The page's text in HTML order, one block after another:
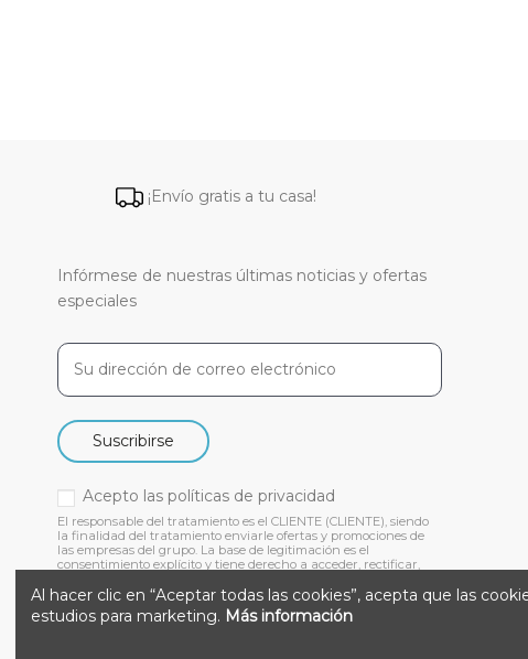
¡Envío gratis a tu casa!
Infórmese de nuestras últimas noticias y ofertas
especiales
Suscribirse
Acepto las políticas de privacidad
El responsable del tratamiento es el CLIENTE (CLIENTE), siendo
la finalidad del tratamiento enviarle ofertas y promociones de
las empresas del grupo. La base de legitimación es el
consentimiento explícito y tiene derecho a acceder, rectificar,
Al hacer clic en “Aceptar todas las cookies”, acepta que las
estudios para marketing. Más información